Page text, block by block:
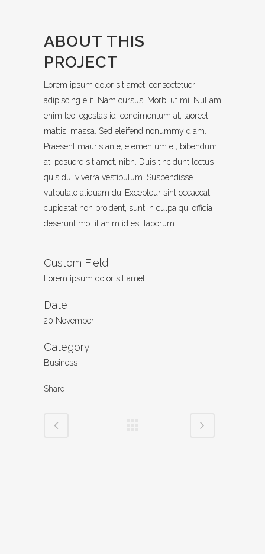
ABOUT THIS
PROJECT
Lorem ipsum dolor sit amet, consectetuer
adipiscing elit. Nam cursus. Morbi ut mi. Nullam
enim leo, egestas id, condimentum at, laoreet
mattis, massa. Sed eleifend nonummy diam.
Praesent mauris ante, elementum et, bibendum
at, posuere sit amet, nibh. Duis tincidunt lectus
quis dui viverra vestibulum. Suspendisse
vulputate aliquam dui.Excepteur sint occaecat
cupidatat non proident, sunt in culpa qui officia
deserunt mollit anim id est laborum
Custom Field
Lorem ipsum dolor sit amet
Date
20 November
Category
Business
Share